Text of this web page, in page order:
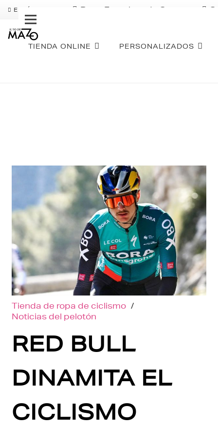
ENVÍO GRATIS Pago Fraccionado Sequra
TIENDA ONLINE PERSONALIZADOS
Tienda de ropa de ciclismo /
Noticias del pelotón
RED BULL
DINAMITA EL
CICLISMO